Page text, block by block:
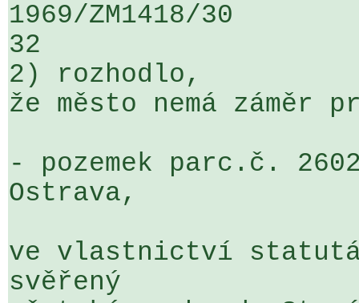
1969/ZM1418/30
32
2) rozhodlo,
že město nemá záměr
- pozemek parc.č.
Ostrava,
ve vlastnictví
svěřený